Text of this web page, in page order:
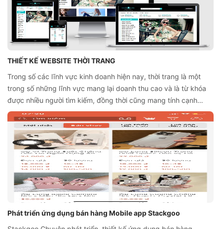
THIẾT KẾ WEBSITE THỜI TRANG
Trong số các lĩnh vực kinh doanh hiện nay, thời trang là một
trong số những lĩnh vực mang lại doanh thu cao và là từ khóa
được nhiều người tìm kiếm, đồng thời cũng mang tính cạnh
tranh cao. Vì thế, để phát triển và đứng vững thị trường, việc
thiết kế website thời trang chính là công cụ hỗ trợ không thể
thiếu đối với bất kỳ nhà kinh doanh nào.
Phát triển ứng dụng bán hàng Mobile app Stackgoo